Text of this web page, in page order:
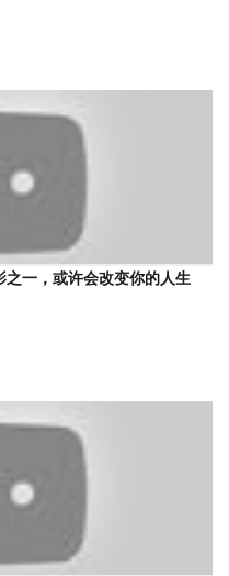
之一，或许会改变你的人生